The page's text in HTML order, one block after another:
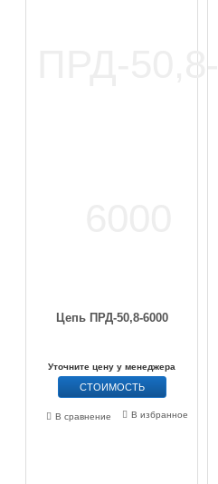
Цепь ПРД-50,8-6000
Уточните цену у менеджера
СТОИМОСТЬ
В избранное
В сравнение